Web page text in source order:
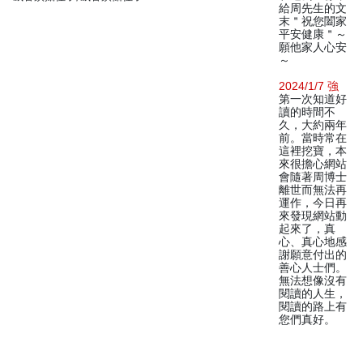
給周先生的文
末＂祝您闔家
平安健康＂～
願他家人心安
～
2024/1/7 強
第一次知道好
讀的時間不
久，大約兩年
前。當時常在
這裡挖寶，本
來很擔心網站
會隨著周博士
離世而無法再
運作，今日再
來發現網站動
起來了，真
心、真心地感
謝願意付出的
善心人士們。
無法想像沒有
閱讀的人生，
閱讀的路上有
您們真好。